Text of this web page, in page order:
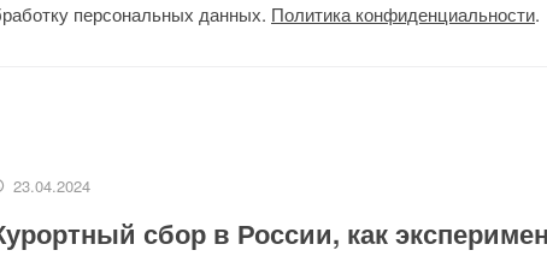
персональных данных. Политика конфиденциальности.
23.04.2024
сбор в России, как